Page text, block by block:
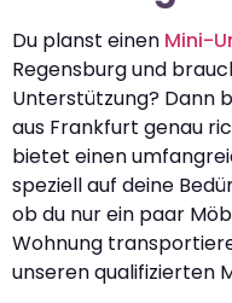
Du planst einen Mini-
Regensburg und
Unterstützung? Dann
aus Frankfurt genau
bietet einen
speziell auf deine
ob du nur ein paar
Wohnung
unseren qualifizierten